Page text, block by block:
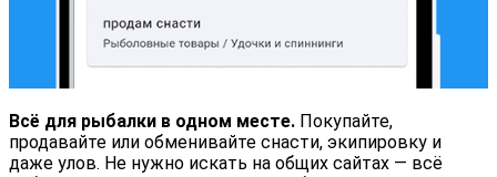
Всё для рыбалки в одном месте. Покупайте,
продавайте или обменивайте снасти, экипировку и
даже улов. Не нужно искать на общих сайтах — всё